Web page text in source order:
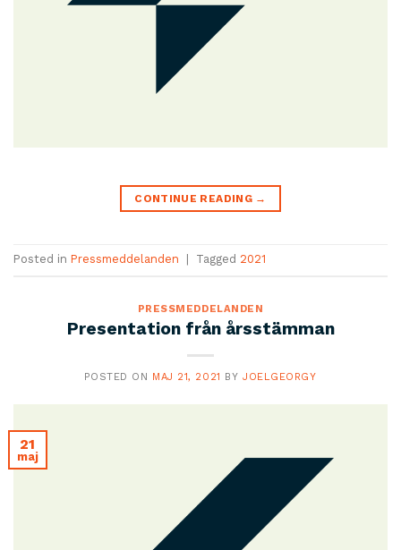
CONTINUE READING →
Posted in Pressmeddelanden Tagged 2021
PRESSMEDDELANDEN
Presentation från årsstämman
POSTED ON MAJ 21, 2021 BY JOELGEORGY
21
maj